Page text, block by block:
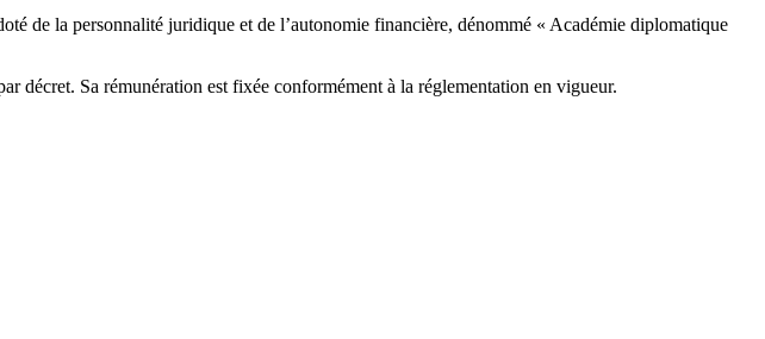
de la personnalité juridique et de l’autonomie financière, dénommé « Académie diplomatique
décret. Sa rémunération est fixée conformément à la réglementation en vigueur.